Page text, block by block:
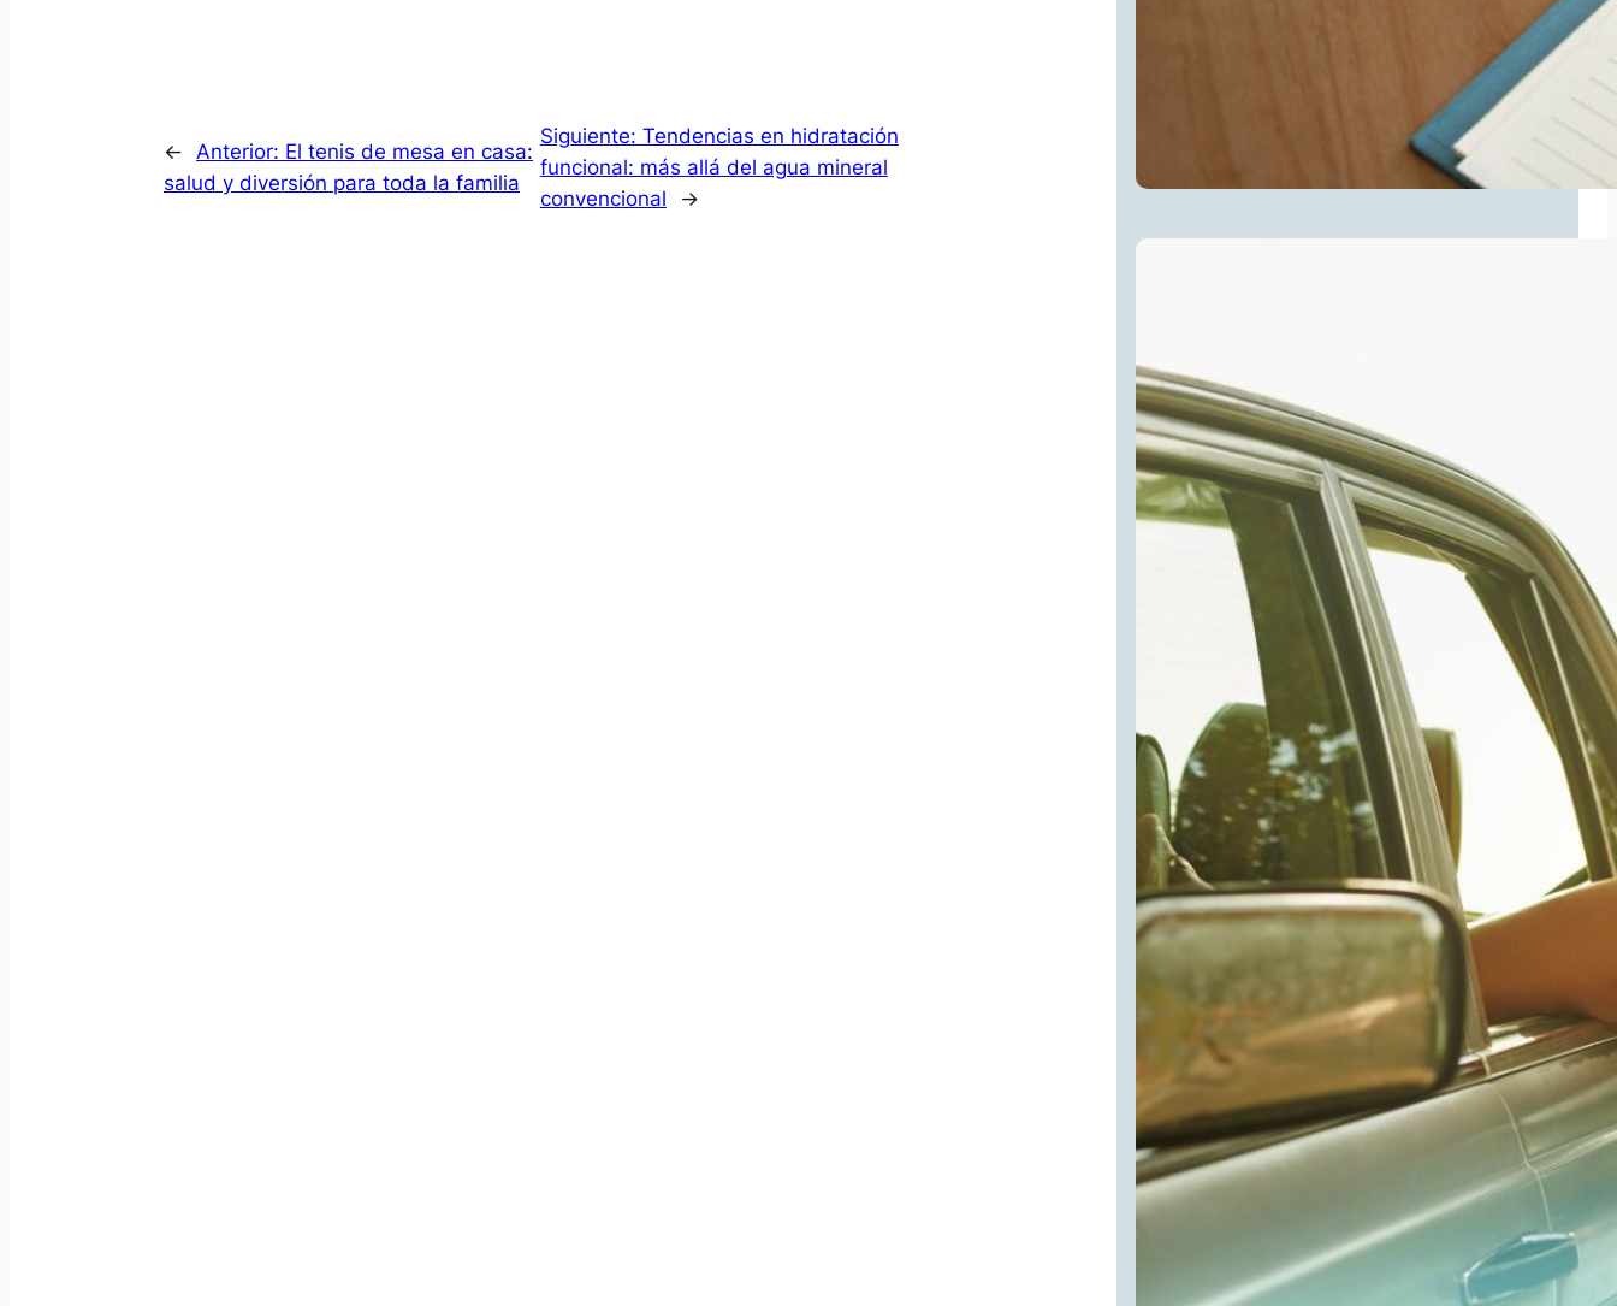
← Anterior: El tenis de mesa en casa:
salud y diversión para toda la familia
Siguiente: Tendencias en hidratación
funcional: más allá del agua mineral
convencional
→